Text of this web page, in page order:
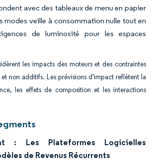
avec des tableaux de menu en papier
modes veille à consommation nulle tout en
de luminosité pour les espaces
les impacts des moteurs et des contraintes
non additifs. Les prévisions d'impact reflètent la
les effets de composition et les interactions
: Les Plateformes Logicielles
de Revenus Récurrents